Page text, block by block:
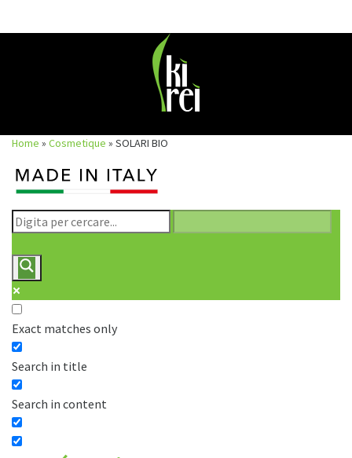
Home » Cosmetique » SOLARI BIO
Exact matches only
Search in title
Search in content